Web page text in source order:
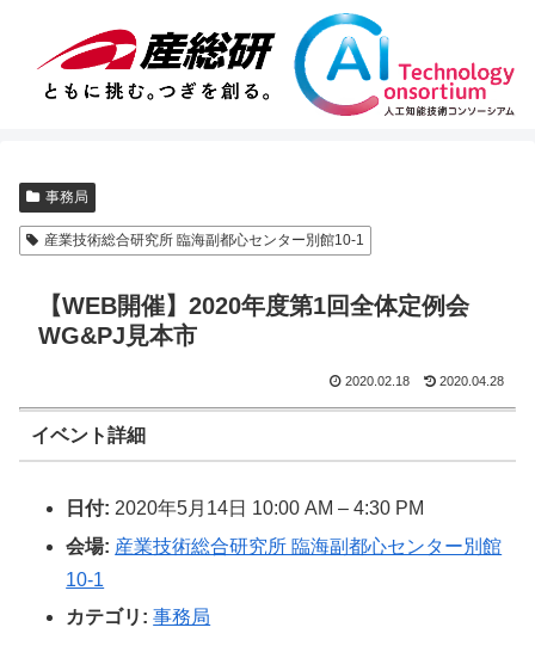
事務局
産業技術総合研究所 臨海副都心センター別館10‐1
【WEB開催】2020年度第1回全体定例会
WG&PJ見本市
2020.02.18 2020.04.28
イベント詳細
日付: 2020年5月14日 10:00 AM –4:30 PM
会場: 産業技術総合研究所 臨海副都心センター別館
10‐1
カテゴリ: 事務局